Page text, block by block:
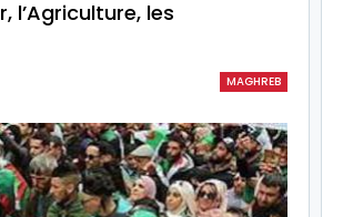
l’Agriculture, les
MAGHREB